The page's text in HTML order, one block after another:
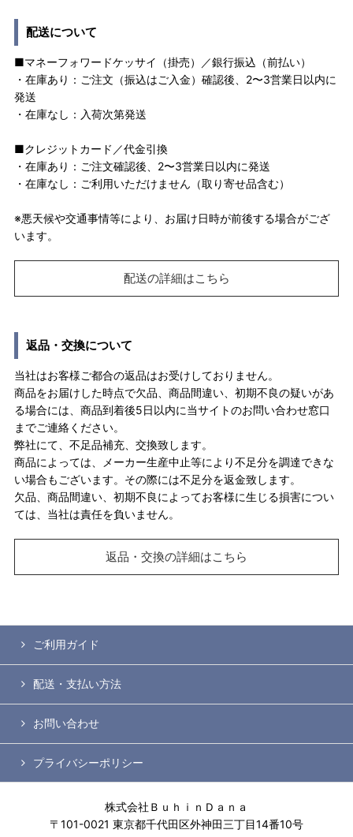
配送について
■マネーフォワードケッサイ（掛売）／銀行振込（前払い）
・在庫あり：ご注文（振込はご入金）確認後、2〜3営業日以内に
発送
・在庫なし：入荷次第発送
■クレジットカード／代金引換
・在庫あり：ご注文確認後、2〜3営業日以内に発送
・在庫なし：ご利用いただけません（取り寄せ品含む）
※悪天候や交通事情等により、お届け日時が前後する場合がござ
います。
配送の詳細はこちら
返品・交換について
当社はお客様ご都合の返品はお受けしておりません。
商品をお届けした時点で欠品、商品間違い、初期不良の疑いがあ
る場合には、商品到着後5日以内に当サイトのお問い合わせ窓口
までご連絡ください。
弊社にて、不足品補充、交換致します。
商品によっては、メーカー生産中止等により不足分を調達できな
い場合もございます。その際には不足分を返金致します。
欠品、商品間違い、初期不良によってお客様に生じる損害につい
ては、当社は責任を負いません。
返品・交換の詳細はこちら
ご利用ガイド
配送・支払い方法
お問い合わせ
プライバシーポリシー
株式会社ＢｕｈｉｎＤａｎａ
〒101-0021 東京都千代田区外神田三丁目14番10号